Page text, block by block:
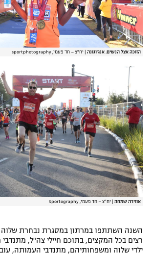
הזוכה אצל הנשים. אנג'וגונה יח"צ – חד פעמי, sportphotography
אווירה שמחה יח"צ – חד פעמי, Sportography
רצים בכל המקצים, בתוכם חיילי צה"ל, מתנדבי
ילדי שלוה ומשפחותיהם, מתנדבי העמותה,